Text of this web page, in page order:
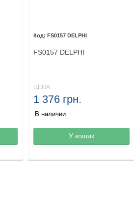
Товар в корзине
FS0157 DELPHI
FS0157 DELPHI
ЦЕНА:
1 376 грн.
В наличии
У кошик